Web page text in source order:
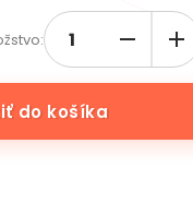
do košíka